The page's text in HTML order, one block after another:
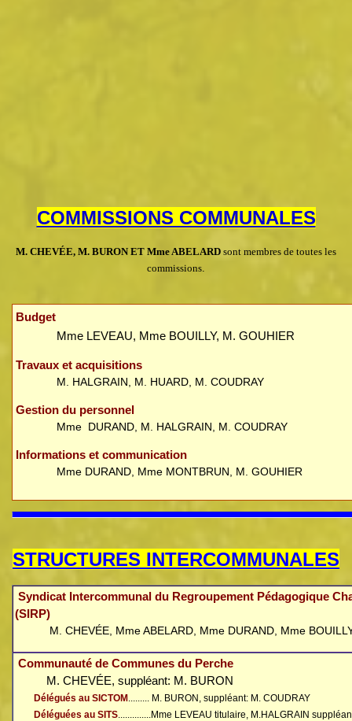
COMMISSIONS COMMUNALES
M. CHEVÉE, M. BURON ET Mme ABELARD sont membres de toutes les
commissions.
Budget
Mme LEVEAU, Mme BOUILLY, M. GOUHIER
Travaux et acquisitions
M. HALGRAIN, M. HUARD, M. COUDRAY
Gestion du personnel
Mme DURAND, M. HALGRAIN, M. COUDRAY
Informations et communication
Mme DURAND, Mme MONTBRUN, M. GOUHIER
STRUCTURES INTERCOMMUNALES
Syndicat Intercommunal du Regroupement Pédagogique
(SIRP)
M. CHEVÉE, Mme ABELARD, Mme DURAND, Mme
Communauté de Communes du Perche
M. CHEVÉE, suppléant: M. BURON
Délégués au SICTOM ......... M. BURON, suppléant: M. COUDRAY
Déléguées au SITS..............Mme LEVEAU titulaire, M.HALGRAIN